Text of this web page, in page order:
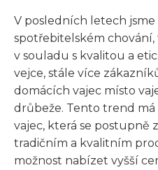
V posledních letech
spotřebitelském
v souladu s kvalitou a
vejce, stále více
domácích vajec místo
drůbeže. Tento trend
vajec, která se postupně
tradičním a kvalitním
možnost nabízet vyšší